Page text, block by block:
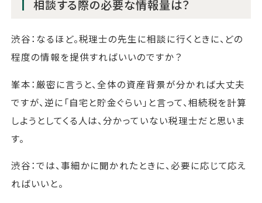
相談する際の必要な情報量は？
渋谷：なるほど。税理士の先生に相談に行くときに、どの
程度の情報を提供すればいいのですか？
峯本：厳密に言うと、全体の資産背景が分かれば大丈夫
ですが、逆に「自宅と貯金ぐらい」と言って、相続税を計算
しようとしてくる人は、分かっていない税理士だと思いま
す。
渋谷：では、事細かに聞かれたときに、必要に応じて応え
ればいいと。